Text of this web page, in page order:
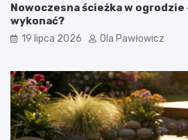
Nowoczesna ścieżka w ogrodzie
wykonać?
19 lipca 2026 Ola Pawłowicz